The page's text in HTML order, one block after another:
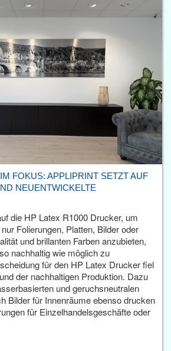
FOKUS: APPLIPRINT SETZT AUF
NEUENTWICKELTE
die HP Latex R1000 Drucker, um
Folierungen, Platten, Bilder oder
und brillanten Farben anzubieten,
nachhaltig wie möglich zu
für den HP Latex Drucker fiel
der nachhaltigen Produktion. Dazu
und geruchsneutralen
Bilder für Innenräume ebenso drucken
für Einzelhandelsgeschäfte oder